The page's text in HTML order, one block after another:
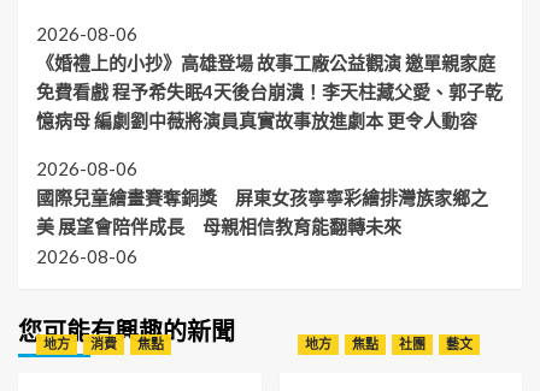
2026-08-06
《婚禮上的小抄》高雄登場 故事工廠公益觀演 邀單親家庭
免費看戲 程予希失眠4天後台崩潰！李天柱藏父愛、郭子乾
憶病母 編劇劉中薇將演員真實故事放進劇本 更令人動容
2026-08-06
國際兒童繪畫賽奪銅獎 屏東女孩寧寧彩繪排灣族家鄉之
美 展望會陪伴成長 母親相信教育能翻轉未來
2026-08-06
您可能有興趣的新聞
地方 消費 焦點 地方 焦點 社團 藝文